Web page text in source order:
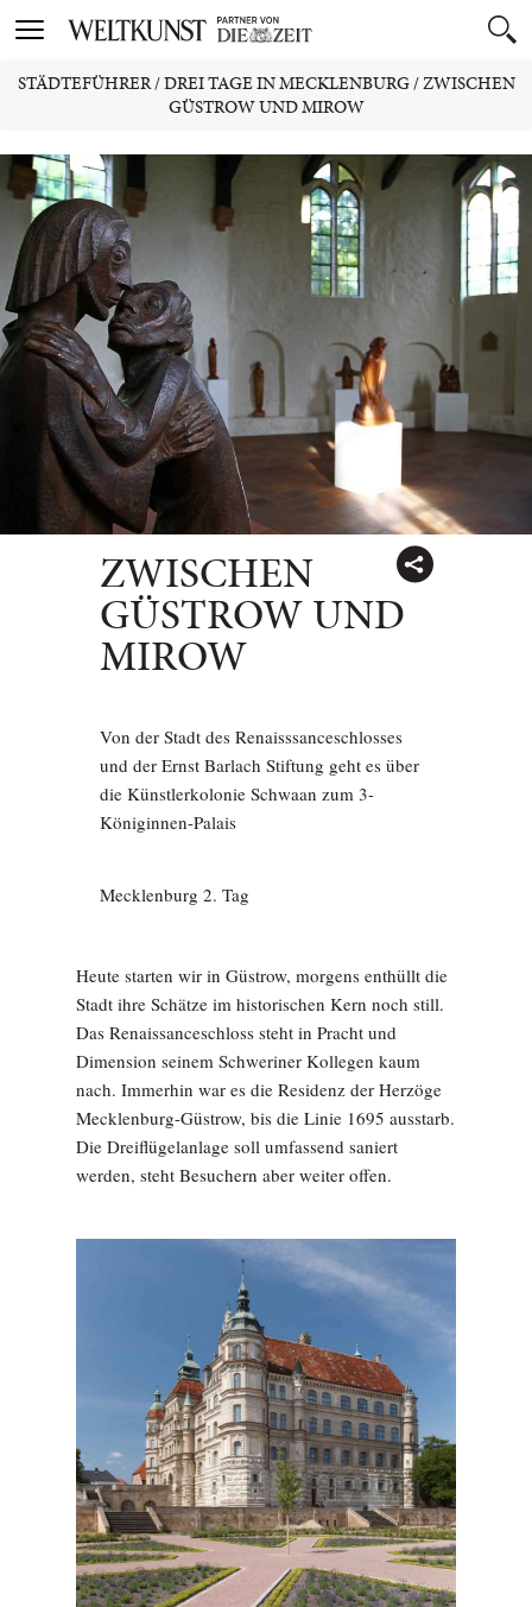
Toggle
STÄDTEFÜHRER/DREI TAGE IN MECKLENBURG/ZWISCHEN
GÜSTROW UND MIROW
ZWISCHEN
GÜSTROW UND
MIROW
Von der Stadt des Renaisssanceschlosses
und der Ernst Barlach Stiftung geht es über
die Künstlerkolonie Schwaan zum 3-
Königinnen-Palais
Mecklenburg 2. Tag
Heute starten wir in Güstrow, morgens enthüllt die
Stadt ihre Schätze im historischen Kern noch still.
Das Renaissanceschloss steht in Pracht und
Dimension seinem Schweriner Kollegen kaum
nach. Immerhin war es die Residenz der Herzöge
Mecklenburg-Güstrow, bis die Linie 1695 ausstarb.
Die Dreiflügelanlage soll umfassend saniert
werden, steht Besuchern aber weiter offen.